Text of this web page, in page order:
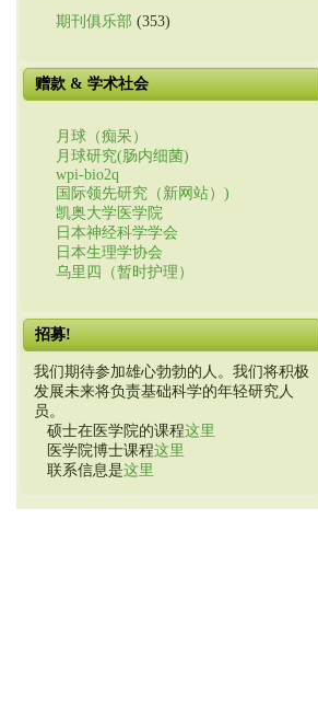
期刊俱乐部 (353)
赠款 & 学术社会
月球（痴呆）
月球研究(肠内细菌)
wpi-bio2q
国际领先研究（新网站）)
凯奥大学医学院
日本神经科学学会
日本生理学协会
乌里四（暂时护理）
招募!
我们期待参加雄心勃勃的人。我们将积极
发展未来将负责基础科学的年轻研究人
员。
硕士在医学院的课程这里
医学院博士课程这里
联系信息是这里